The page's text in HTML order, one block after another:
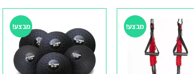
מבצע! מבצע!